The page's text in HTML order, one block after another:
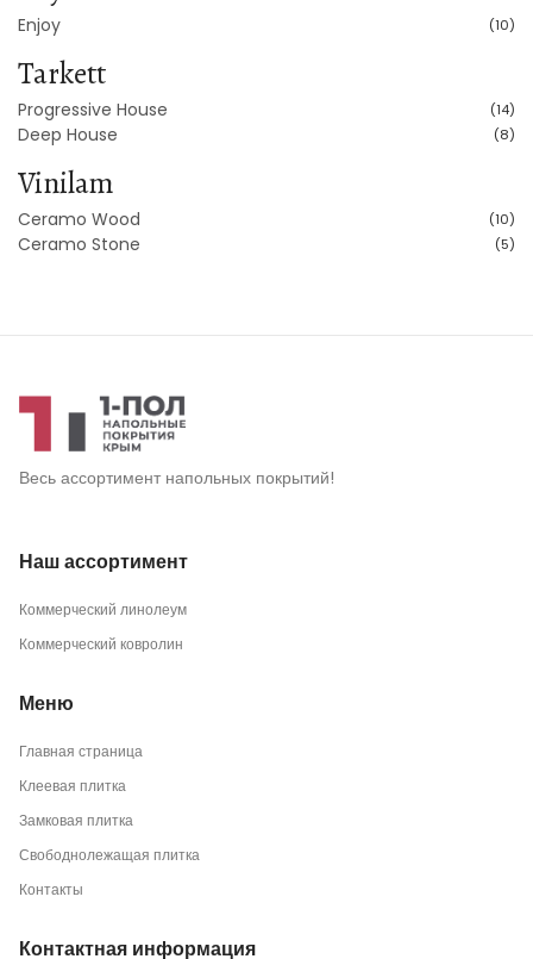
Enjoy (10)
Tarkett
Progressive House (14)
Deep House (8)
Vinilam
Ceramo Wood (10)
Ceramo Stone (5)
Весь ассортимент напольных покрытий!
Наш ассортимент
Коммерческий линолеум
Коммерческий ковролин
Меню
Главная страница
Клеевая плитка
Замковая плитка
Свободнолежащая плитка
Контакты
Контактная информация